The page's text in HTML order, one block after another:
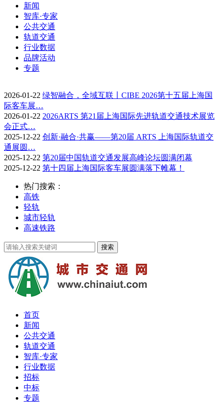
新闻
智库·专家
公共交通
轨道交通
行业数据
品牌活动
专题
2026-01-22 绿智融合，全域互联丨CIBE 2026第十五届上海国
际客车展…
2026-01-22 2026ARTS 第21届上海国际先进轨道交通技术展览
会正式…
2025-12-22 创新·融合·共赢——第20届 ARTS 上海国际轨道交
通展圆…
2025-12-22 第20届中国轨道交通发展高峰论坛圆满闭幕
2025-12-22 第十四届上海国际客车展圆满落下帷幕！
热门搜索：
高铁
轻轨
城市轻轨
高速铁路
首页
新闻
公共交通
轨道交通
智库·专家
行业数据
招标
中标
专题